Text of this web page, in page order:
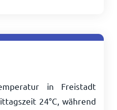
in Freistadt
24°C , während